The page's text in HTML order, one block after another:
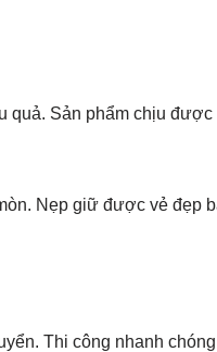
quả. Sản phẩm chịu
Nẹp giữ được vẻ đẹp
Thi công nhanh